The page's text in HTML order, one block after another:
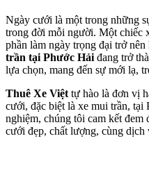
Ngày cưới là một trong những
trong đời mỗi người. Một chiếc
phần làm ngày trọng đại trở nên
trần tại Phước Hải đang trở
lựa chọn, mang đến sự mới lạ,
Thuê Xe Việt tự hào là đơn vị
cưới, đặc biệt là xe mui trần,
nghiệm, chúng tôi cam kết đem
cưới đẹp, chất lượng, cùng dịch